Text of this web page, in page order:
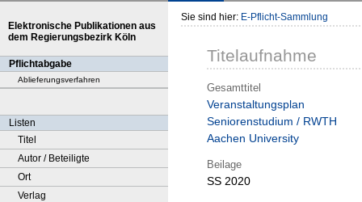
Elektronische Publikationen aus
dem Regierungsbezirk Köln
Pflichtabgabe
Ablieferungsverfahren
Listen
Titel
Autor / Beteiligte
Ort
Verlag
Sie sind hier: E-Pflicht-Sammlung
Titelaufnahme
Gesamttitel
Veranstaltungsplan
Seniorenstudium / RWTH
Aachen University
Beilage
SS 2020